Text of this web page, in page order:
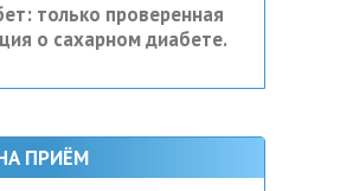
только проверенная
о сахарном диабете.
ПРИЁМ